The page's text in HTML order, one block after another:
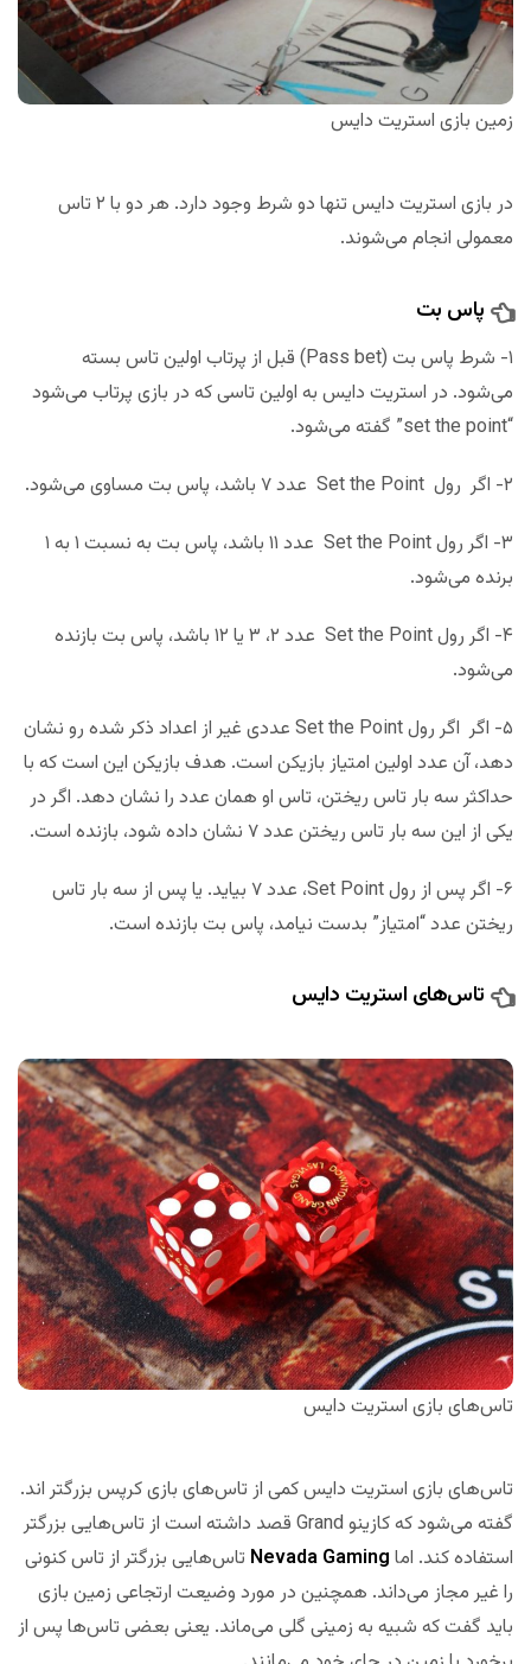
زمین بازی استریت دایس
در بازی استریت دایس تنها دو شرط وجود دارد. هر دو با ۲ تاس
معمولی انجام می‌شوند.
پاس بت
۱- شرط پاس بت (Pass bet) قبل از پرتاب اولین تاس بسته
می‌شود. در استریت دایس به اولین تاسی که در بازی پرتاب می‌شود
“set the point” گفته می‌شود.
۲- اگر رول Set the Point عدد ۷ باشد، پاس بت مساوی می‌شود.
۳- اگر رول Set the Point عدد ۱۱ باشد، پاس بت به نسبت ۱ به ۱
برنده می‌شود.
۴- اگر رول Set the Point عدد ۲، ۳ یا ۱۲ باشد، پاس بت بازنده
می‌شود.
۵- اگر اگر رول Set the Point عددی غیر از اعداد ذکر شده رو نشان
دهد، آن عدد اولین امتیاز بازیکن است. هدف بازیکن این است که با
حداکثر سه بار تاس ریختن، تاس او همان عدد را نشان دهد. اگر در
یکی از این سه بار تاس ریختن عدد ۷ نشان داده شود، بازنده است.
۶- اگر پس از رول Set Point، عدد ۷ بیاید. یا پس از سه بار تاس
ریختن عدد “امتیاز” بدست نیامد، پاس بت بازنده است.
تاس‌های استریت دایس
تاس‌های بازی استریت دایس
تاس‌های بازی استریت دایس کمی از تاس‌های بازی کرپس بزرگتر‌ اند.
گفته می‌شود که کازینو Grand قصد داشته است از تاس‌هایی بزرگتر
استفاده کند. اما Nevada Gaming تاس‌هایی بزرگتر از تاس کنونی
را غیر مجاز می‌داند. همچنین در مورد وضیعت ارتجاعی زمین بازی
باید گفت که شبیه به زمینی گلی می‌ماند. یعنی بعضی تاس‌ها پس از